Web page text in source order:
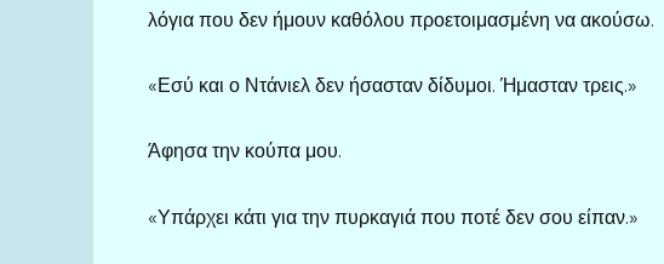
λόγια που δεν ήμουν καθόλου προετοιμασμένη να ακούσω.
«Εσύ και ο Ντάνιελ δεν ήσασταν δίδυμοι. Ήμασταν τρεις.»
Άφησα την κούπα μου.
«Υπάρχει κάτι για την πυρκαγιά που ποτέ δεν σου είπαν.»